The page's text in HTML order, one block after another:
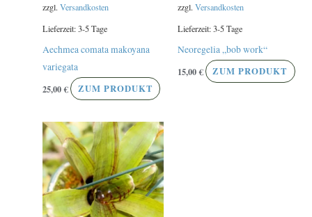
zzgl.Versandkosten
Lieferzeit:3-5 Tage
Aechmea comata makoyana
variegata
25,00€ ZUM PRODUKT
zzgl. Versandkosten
Lieferzeit:3-5 Tage
Neoregelia „bob work“
15,00€ ZUM PRODUKT